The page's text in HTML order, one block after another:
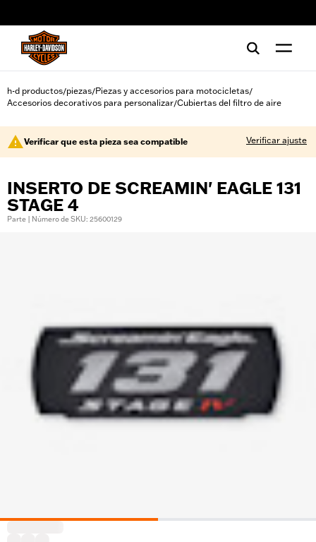
h-d productos/piezas/Piezas y accesorios para motocicletas/
Accesorios decorativos para personalizar/Cubiertas del filtro de aire
Verificar que esta pieza sea compatible Verificar ajuste
INSERTO DE SCREAMIN' EAGLE 131
STAGE 4
Parte | Número de SKU: 25600129